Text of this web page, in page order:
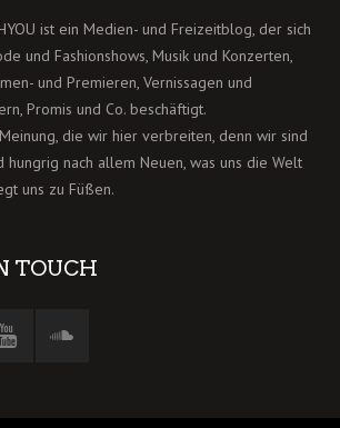
ist ein Medien- und Freizeitblog, der sich
und Fashionshows, Musik und Konzerten,
und Premieren, Vernissagen und
Promis und Co. beschäftigt.
die wir hier verbreiten, denn wir sind
hungrig nach allem Neuen, was uns die Welt
uns zu Füßen.
TOUCH